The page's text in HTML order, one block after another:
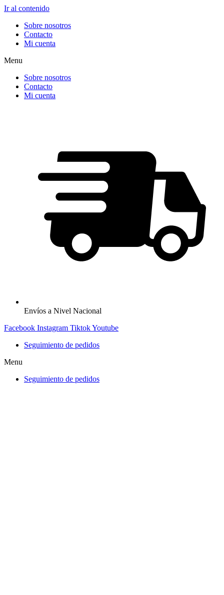
Ir al contenido
Sobre nosotros
Contacto
Mi cuenta
Menu
Sobre nosotros
Contacto
Mi cuenta
Envíos a Nivel Nacional
Facebook Instagram TiktokYoutube
Seguimiento de pedidos
Menu
Seguimiento de pedidos